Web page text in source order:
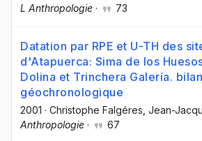
L Anthropologie · 73
Datation par RPE et U-TH des
d'Atapuerca: Sima de los
Dolina et Trinchera Galería. bilan
géochronologique
2001 · Christophe Falgéres , Jean-
Anthropologie · 67